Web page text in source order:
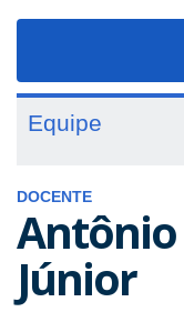
Equipe
DOCENTE
Antônio
Júnior